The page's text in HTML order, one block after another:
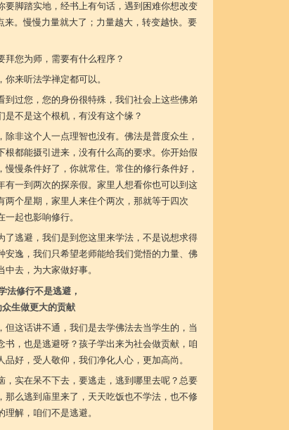
要脚踏实地，经书上有句话，遇到困难你想改变
来。慢慢力量就大了；力量越大，转变越快。要
拜您为师，需要有什么程序？
来听法学禅定都可以。
到过您，您的身份很特殊，我们社会上这些佛弟
不是这个根机，有没有这个缘？
非这个人一点理智也没有。佛法是普度众生，
根都能摄引进来，没有什么高的要求。你开始假
慢条件好了，你就常住。常住的修行条件好，
有一到两次的探亲假。家里人想看你也可以到这
两个星期，家里人来住个两次，那就等于四次
起也影响修行。
了逃避，我们是到您这里来学法，不是说想求得
安逸，我们只希望老师能给我们觉悟的力量、佛
去，为大家做好事。
法修行不是逃避，
众生做更大的贡献
但这话讲不通，我们是去学佛法去当学生的，当
书，也是逃避呀？孩子学出来为社会做贡献，咱
好，受人敬仰，我们净化人心，更加高尚。
，实在呆不下去，要逃走，逃到哪里去呢？总要
那么逃到庙里来了，天天吃饭也不学法，也不修
解，咱们不是逃避。